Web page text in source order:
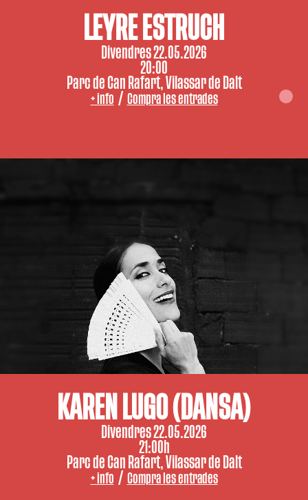
LEYRE ESTRUCH
Divendres 22.05.2026
20:00
Parc de Can Rafart, Vilassar de Dalt
+ info / Compra les entrades
KAREN LUGO (DANSA)
Divendres 22.05.2026
21:00h
Parc de Can Rafart, Vilassar de Dalt
+ info / Compra les entrades